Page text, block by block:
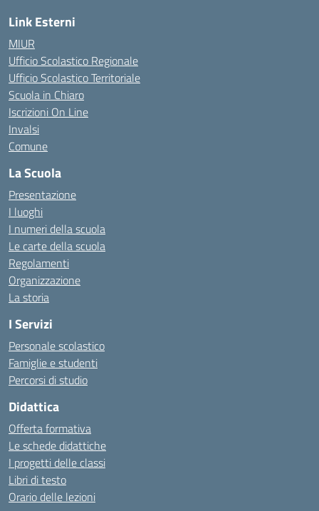
Link Esterni
MIUR
Ufficio Scolastico Regionale
Ufficio Scolastico Territoriale
Scuola in Chiaro
Iscrizioni On Line
Invalsi
Comune
La Scuola
Presentazione
I luoghi
I numeri della scuola
Le carte della scuola
Regolamenti
Organizzazione
La storia
I Servizi
Personale scolastico
Famiglie e studenti
Percorsi di studio
Didattica
Offerta formativa
Le schede didattiche
I progetti delle classi
Libri di testo
Orario delle lezioni